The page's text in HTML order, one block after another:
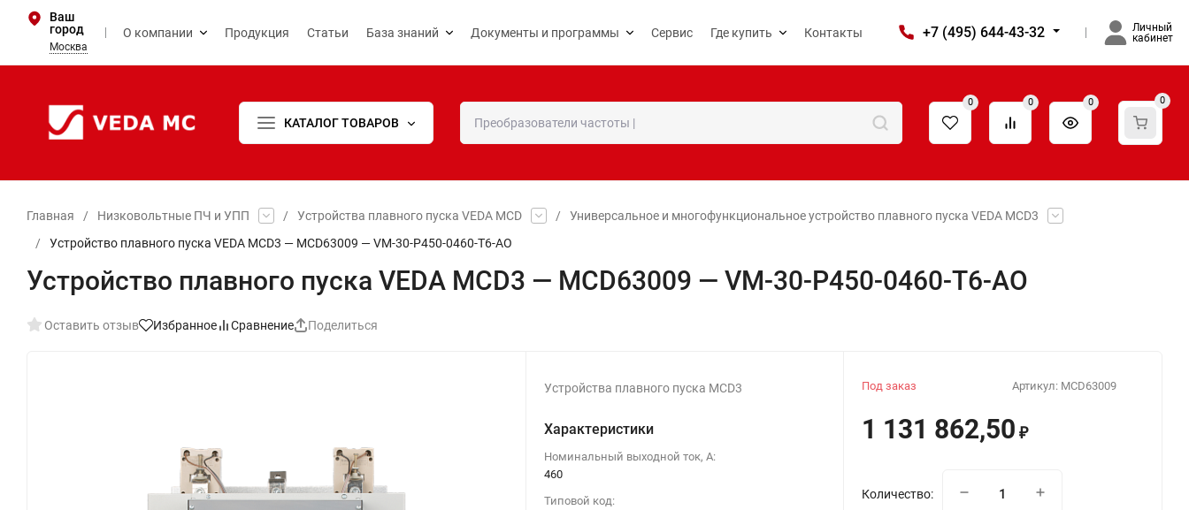
Ваш
город
Москва
О компании Продукция Статьи База знаний Документы и программы Сервис Где купить Контакты +7 (495) 644-43-32
Личный
кабинет
КАТАЛОГ ТОВАРОВ
0 0 0 0
Главная / Низковольтные ПЧ и УПП / Устройства плавного пуска VEDA MCD /
Универсальное и многофункциональное устройство плавного пуска VEDA MCD3
/
Устройство плавного пуска VEDA MCD3 — MCD63009 — VM-30-P450-0460-T6-AO
Устройство плавного пуска VEDA MCD3 — MCD63009 — VM-30-P450-0460-T6-AO
Оставить отзыв Избранное Сравнение Поделиться
Устройства плавного пуска MCD3
Характеристики
Номинальный выходной ток, А:
460
Типовой код:
Артикул: MCD63009
Под заказ
1 131 862,50 ₽
Количество: